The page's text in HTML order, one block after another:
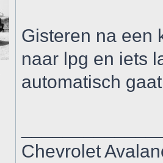
Gisteren na een
naar lpg en iets
automatisch
Chevrolet